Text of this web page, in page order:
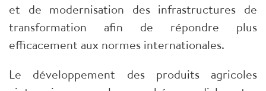
et de modernisation des infrastructures de
transformation afin de répondre plus
efficacement aux normes internationales.
Le développement des produits agricoles